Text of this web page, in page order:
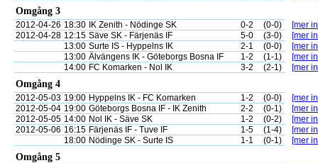
Omgång 3
2012-04-26 18:30 IK Zenith - Nödinge SK 0-2 (0-0)
[mer
2012-04-28 12:15 Säve SK - Färjenäs IF 5-0 (3-0)
[mer
13:00 Surte IS - Hyppelns IK 2-1 (0-0)
[mer
13:00 Älvängens IK - Göteborgs Bosna IF 1-2 (1-1)
[mer
14:00 FC Komarken - Nol IK 3-2 (2-1) [mer
Omgång 4
2012-05-03 19:00 Hyppelns IK - FC Komarken 1-2 (0-0)
[mer
2012-05-04 19:00 Göteborgs Bosna IF - IK Zenith 2-2 (0-1)
[mer
2012-05-05 14:00 Nol IK - Säve SK 1-2 (0-2)
[mer
2012-05-06 16:15 Färjenäs IF - Tuve IF 1-5 (1-4)
[mer
18:00 Nödinge SK - Surte IS 1-1 (0-1) [mer
Omgång 5